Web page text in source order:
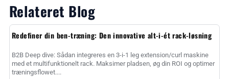
Relateret Blog
Redefiner din ben-træning: Den innovative alt-i-ét rack-løsning
B2B Deep dive: Sådan integreres en 3-i-1 leg extension/curl maskine
med et multifunktionelt rack. Maksimer pladsen, øg din ROI og optimer
træningsflowet....